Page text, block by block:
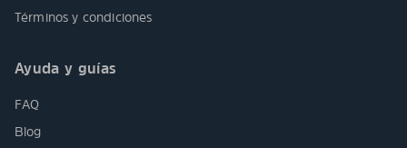
Términos y condiciones
Ayuda y guías
FAQ
Blog